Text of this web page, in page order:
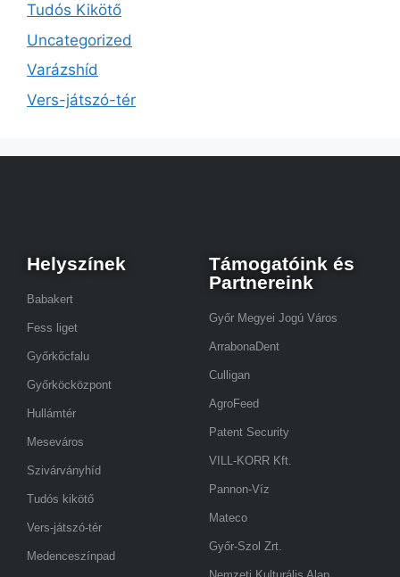
Tudós Kikötő
Uncategorized
Varázshíd
Vers-játszó-tér
Helyszínek
Babakert
Fess liget
Győrkőcfalu
Győrköcközpont
Hullámtér
Meseváros
Szivárványhíd
Tudós kikötő
Vers-játszó-tér
Medenceszínpad
Támogatóink és
Partnereink
Győr Megyei Jogú Város
ArrabonaDent
Culligan
AgroFeed
Patent Security
VILL-KORR Kft.
Pannon-Víz
Mateco
Győr-Szol Zrt.
Nemzeti Kulturális Alap